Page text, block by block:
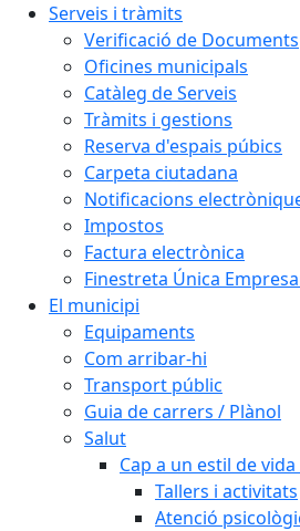
Serveis i tràmits
Verificació de Documents
Oficines municipals
Catàleg de Serveis
Tràmits i gestions
Reserva d'espais púbics
Carpeta ciutadana
Notificacions
Impostos
Factura electrònica
Finestreta Única
El municipi
Equipaments
Com arribar-hi
Transport públic
Guia de carrers / Plànol
Salut
Cap a un estil de
Tallers i activitats
Atenció